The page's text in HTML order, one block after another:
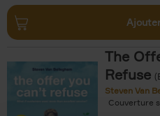
The
Refuse
Steven Van
Couverture